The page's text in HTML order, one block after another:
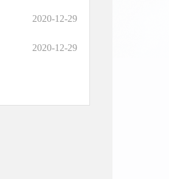
2020-12-29
2020-12-29